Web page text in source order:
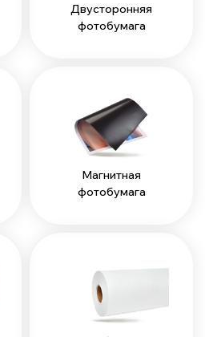
Двусторонняя
фотобумага
Магнитная
фотобумага